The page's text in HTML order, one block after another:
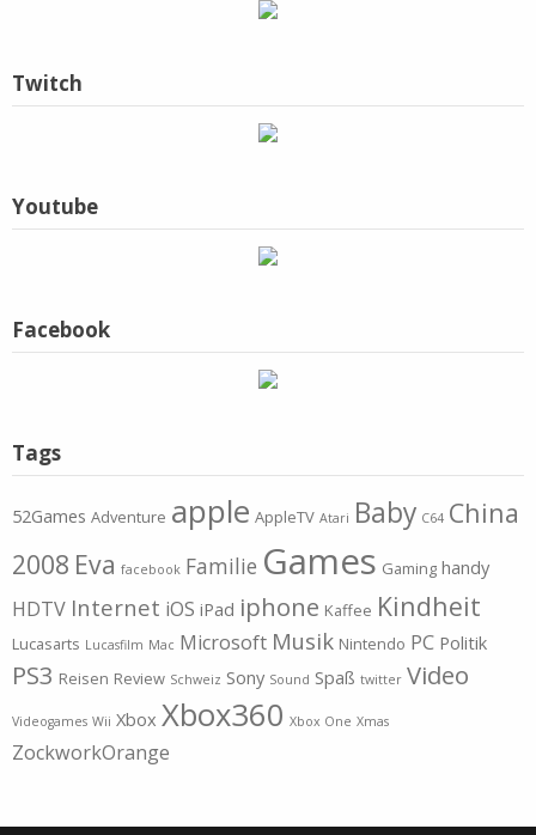
Twitch
Youtube
Facebook
Tags
52Games Adventure apple AppleTV Atari Baby C64 China
2008 Eva facebook Familie Games Gaming handy
HDTV Internet iOS iPad iphone Kaffee Kindheit
Lucasarts Lucasfilm Mac Microsoft Musik Nintendo PC Politik
PS3 Reisen Review Schweiz Sony Sound Spaß twitter Video
Videogames Wii Xbox Xbox360 Xbox One Xmas
ZockworkOrange